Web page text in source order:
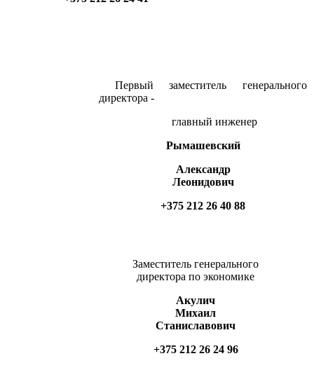
Первый заместитель генерального
директора -
главный инженер
Рымашевский
Александр
Леонидович
+375 212 26 40 88
Заместитель генерального
директора по экономике
Акулич
Михаил
Станиславович
+375 212 26 24 96